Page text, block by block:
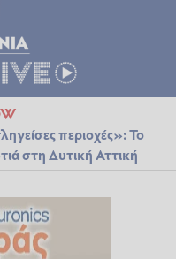
περιοχές»: Το
στη Δυτική Αττική